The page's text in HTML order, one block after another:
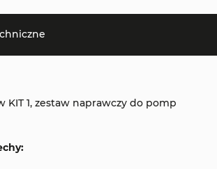
KIT 1, zestaw naprawczy do pomp